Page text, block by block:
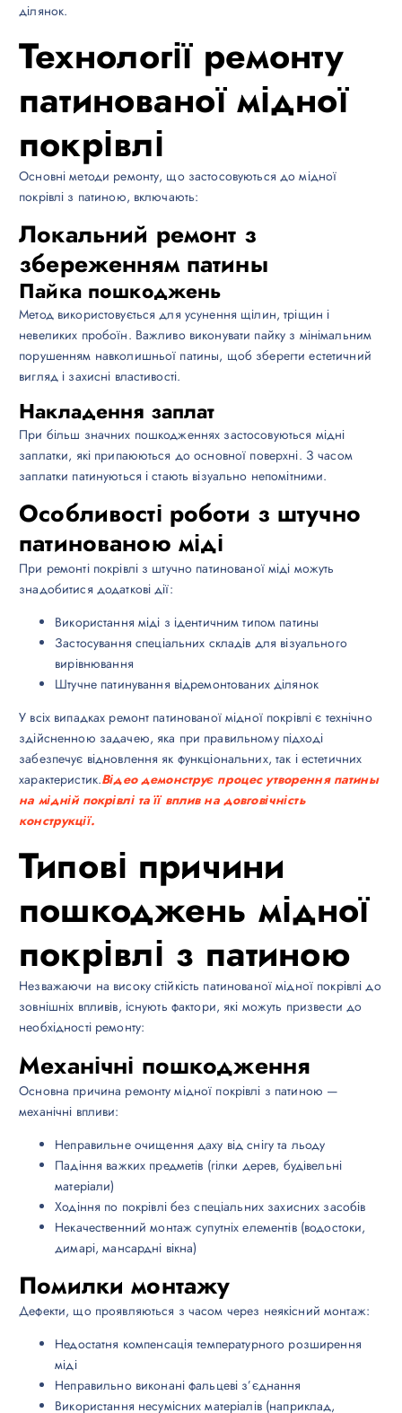
ділянок.
Технології ремонту
патинованої мідної
покрівлі
Основні методи ремонту, що застосовуються до мідної
покрівлі з патиною, включають:
Локальний ремонт з
збереженням патины
Пайка пошкоджень
Метод використовується для усунення щілин, тріщин і
невеликих пробоїн. Важливо виконувати пайку з мінімальним
порушенням навколишньої патины, щоб зберегти естетичний
вигляд і захисні властивості.
Накладення заплат
При більш значних пошкодженнях застосовуються мідні
заплатки, які припаюються до основної поверхні. З часом
заплатки патинуються і стають візуально непомітними.
Особливості роботи з штучно
патинованою міді
При ремонті покрівлі з штучно патинованої міді можуть
знадобитися додаткові дії:
Використання міді з ідентичним типом патины
Застосування спеціальних складів для візуального
вирівнювання
Штучне патинування відремонтованих ділянок
У всіх випадках ремонт патинованої мідної покрівлі є технічно
здійсненною задачею, яка при правильному підході
забезпечує відновлення як функціональних, так і естетичних
характеристик.Відео демонструє процес утворення патины
на мідній покрівлі та її вплив на довговічність
конструкції.
Типові причини
пошкоджень мідної
покрівлі з патиною
Незважаючи на високу стійкість патинованої мідної покрівлі до
зовнішніх впливів, існують фактори, які можуть призвести до
необхідності ремонту:
Механічні пошкодження
Основна причина ремонту мідної покрівлі з патиною —
механічні впливи:
Неправильне очищення даху від снігу та льоду
Падіння важких предметів (гілки дерев, будівельні
матеріали)
Ходіння по покрівлі без спеціальних захисних засобів
Некачественний монтаж супутніх елементів (водостоки,
димарі, мансардні вікна)
Помилки монтажу
Дефекти, що проявляються з часом через неякісний монтаж:
Недостатня компенсація температурного розширення
міді
Неправильно виконані фальцеві з’єднання
Використання несумісних матеріалів (наприклад,